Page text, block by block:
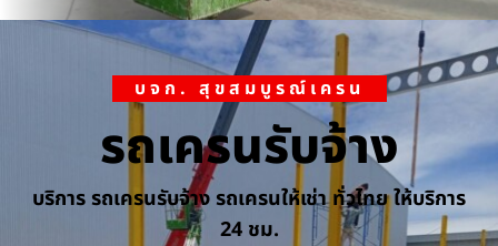
บจก. สุขสมบูรณ์เครน
รถเครนรับจ้าง
บริการ รถเครนรับจ้าง รถเครนให้เช่า ทั่วไทย ให้บริการ
24 ชม.